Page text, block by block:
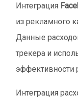
Интеграция
из рекламного
Данные
трекера и
эффективности
Интеграция